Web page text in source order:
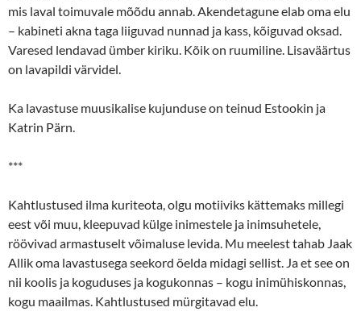
mis laval toimuvale mõõdu annab. Akendetagune elab oma elu
– kabineti akna taga liiguvad nunnad ja kass, kõiguvad oksad.
Varesed lendavad ümber kiriku. Kõik on ruumiline. Lisaväärtus
on lavapildi värvidel.
Ka lavastuse muusikalise kujunduse on teinud Estookin ja
Katrin Pärn.
***
Kahtlustused ilma kuriteota, olgu motiiviks kättemaks millegi
eest või muu, kleepuvad külge inimestele ja inimsuhetele,
röövivad armastuselt võimaluse levida. Mu meelest tahab Jaak
Allik oma lavastusega seekord öelda midagi sellist. Ja et see on
nii koolis ja koguduses ja kogukonnas – kogu inimühiskonnas,
kogu maailmas. Kahtlustused mürgitavad elu.